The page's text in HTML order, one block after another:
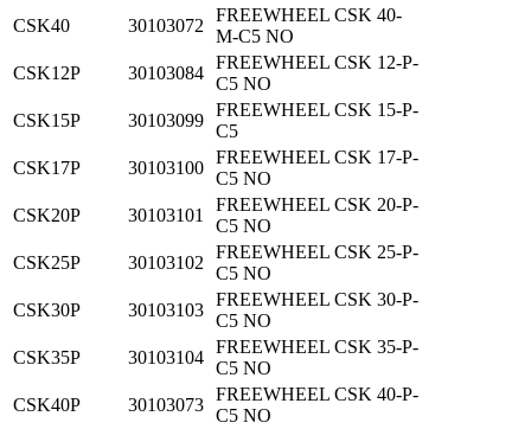
CSK40
30103072
FREEWHEEL CSK 40-
M-C5 NO
CSK12P
30103084
FREEWHEEL CSK 12-P-
C5 NO
CSK15P
30103099
FREEWHEEL CSK 15-P-
C5
CSK17P
30103100
FREEWHEEL CSK 17-P-
C5 NO
CSK20P
30103101
FREEWHEEL CSK 20-P-
C5 NO
CSK25P
30103102
FREEWHEEL CSK 25-P-
C5 NO
CSK30P
30103103
FREEWHEEL CSK 30-P-
C5 NO
CSK35P
30103104
FREEWHEEL CSK 35-P-
C5 NO
CSK40P
30103073
FREEWHEEL CSK 40-P-
C5 NO